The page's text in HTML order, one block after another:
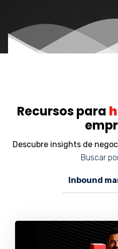
Recursos para
Descubre insights de
Buscar